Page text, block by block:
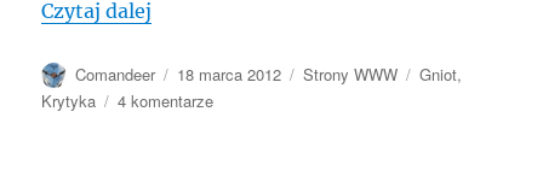
Czytaj dalej
Autor
Comandeer
Data
publikacji
18 marca 2012 Kategorie
Strony WWW Tagi
Gniot,
Krytyka
4 komentarzedo